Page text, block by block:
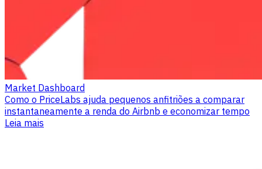
Market Dashboard
Como o PriceLabs ajuda pequenos anfitriões a comparar
instantaneamente a renda do Airbnb e economizar tempo
Leia mais